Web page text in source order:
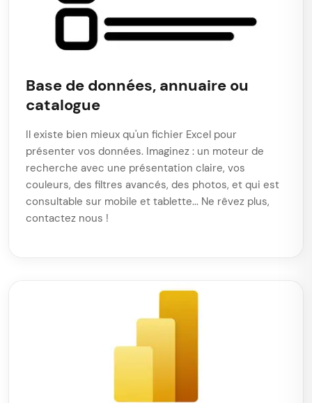
Base de données, annuaire ou
catalogue
Il existe bien mieux qu'un fichier Excel pour
présenter vos données. Imaginez : un moteur de
recherche avec une présentation claire, vos
couleurs, des filtres avancés, des photos, et qui est
consultable sur mobile et tablette... Ne rêvez plus,
contactez nous !